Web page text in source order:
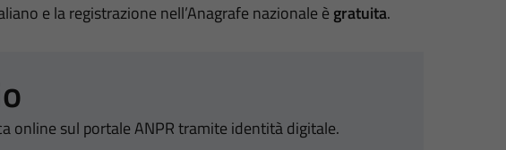
e la registrazione nell’Anagrafe nazionale è gratuita.
online sul portale ANPR tramite identità digitale.